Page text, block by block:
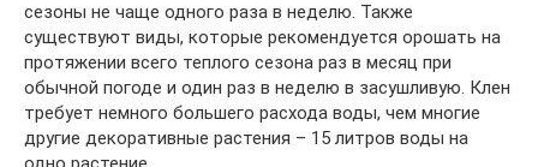
сезоны не чаще одного раза в неделю. Также
существуют виды, которые рекомендуется орошать на
протяжении всего теплого сезона раз в месяц при
обычной погоде и один раз в неделю в засушливую. Клен
требует немного большего расхода воды, чем многие
другие декоративные растения – 15 литров воды на